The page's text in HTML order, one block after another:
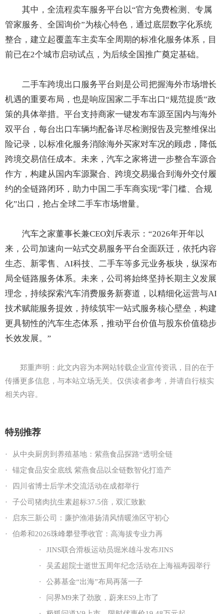
其中，全流程卖车服务平台以“官方免费检测、专属
管家服务、全国询价”为核心特色，通过底层数字化系统
整合，建立起覆盖车主卖车全周期的标准化服务体系，目
前已在2个城市启动试点，为后续全国推广奠定基础。
二手车跨境出口服务平台则是公司把握海外市场增长
机遇的重要布局，也是响应国家二手车出口“规范提质”政
策的具体举措。平台支持商家一键发布车源至国内与海外
双平台，每台出口车辆均配备详尽检测报告及完整维保出
险记录，以标准化服务消除海外买家对车况的顾虑，降低
跨境交易信任成本。未来，汽车之家将进一步整合车源合
作方，构建从国内车源聚合、跨境交易撮合到海外交付履
约的全链路闭环，助力中国二手车商实现“零门槛、合规
化”出口，抢占全球二手车市场增量。
汽车之家董事长兼CEO刘斥表示：“2026年开年以
来，公司加速向一站式交易服务平台全面跃迁，依托内容
生态、新零售、AI科技、二手车等多元业务板块，纵深布
局全链路服务体系。未来，公司将始终坚持长期主义发展
理念，持续探索汽车消费服务新赛道，以精细化运营与AI
技术赋能服务提效，持续筑牢一站式服务核心壁垒，构建
更具韧性的汽车生态体系，推动平台价值与股东价值稳步
长效发展。”
郑重声明：此文内容为本网站转载企业宣传资讯，目的在于
传播更多信息，与本站立场无关。仅供读者参考，并请自行核实
相关内容。
特别推荐
·
从中央厨房到养殖基地：紫燕食品探路“透明全链
·
锚定食品安全底线 紫燕食品以全链数智化打造产
·
四川省博士后学术交流活动在成都举行
·
子公司猪肉抗生素超标37.5倍，双汇致歉
·
启东三新公司：廉护渔港扬清风情暖渔区守初心
·
伯希和2026珠峰攀登季收官：高海拔专业力再
·
JINS联合滑板运动员堀米雄斗发布JINS
·
吴孟超院士逝世五周年纪念活动在上海福寿园举行
·
公募基金“出海”布局再落一子
·
问界M9来了劲敌，蔚来ES9上市了